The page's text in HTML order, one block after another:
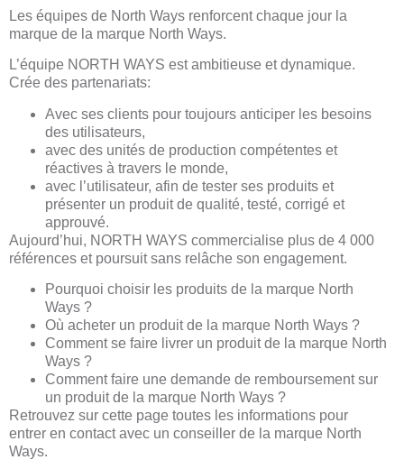
Les équipes de North Ways renforcent chaque jour la
marque de la marque North Ways.
L’équipe NORTH WAYS est ambitieuse et dynamique.
Crée des partenariats:
Avec ses clients pour toujours anticiper les besoins
des utilisateurs,
avec des unités de production compétentes et
réactives à travers le monde,
avec l’utilisateur, afin de tester ses produits et
présenter un produit de qualité, testé, corrigé et
approuvé.
Aujourd’hui, NORTH WAYS commercialise plus de 4 000
références et poursuit sans relâche son engagement.
Pourquoi choisir les produits de la marque North
Ways ?
Où acheter un produit de la marque North Ways ?
Comment se faire livrer un produit de la marque North
Ways ?
Comment faire une demande de remboursement sur
un produit de la marque North Ways ?
Retrouvez sur cette page toutes les informations pour
entrer en contact avec un conseiller de la marque North
Ways.